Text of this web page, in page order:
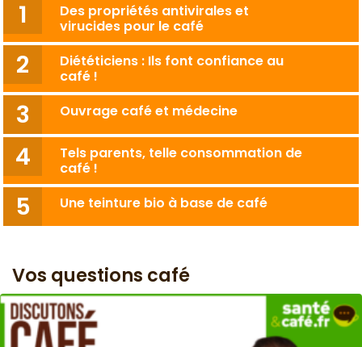
Des propriétés antivirales et
virucides pour le café
Diététiciens : Ils font confiance au
café !
Ouvrage café et médecine
Tels parents, telle consommation de
café !
Une teinture bio à base de café
Vos questions café